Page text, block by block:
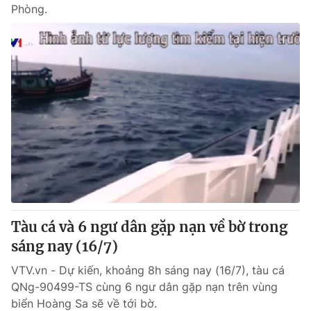
Phòng.
Tàu cá và 6 ngư dân gặp nạn về bờ trong
sáng nay (16/7)
VTV.vn - Dự kiến, khoảng 8h sáng nay (16/7), tàu cá
QNg-90499-TS cùng 6 ngư dân gặp nạn trên vùng
biển Hoàng Sa sẽ về tới bờ.